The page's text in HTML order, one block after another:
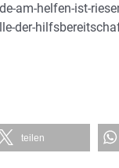
am-helfen-ist-
der-
teilen